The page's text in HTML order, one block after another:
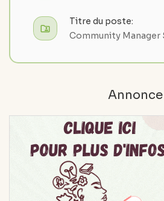
Titre du poste:
Community Manager
Annonce